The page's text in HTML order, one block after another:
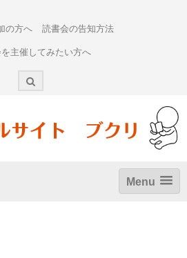
の方へ 読書会の告知方法
主催してみたい方へ
Menu